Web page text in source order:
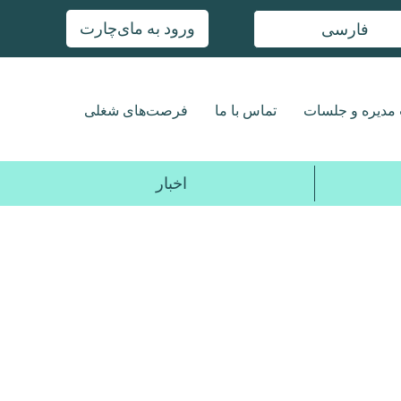
فارسی ورود به مای‌چارت
مدیره و جلسات تماس با ما فرصت‌های شغلی
اخبار